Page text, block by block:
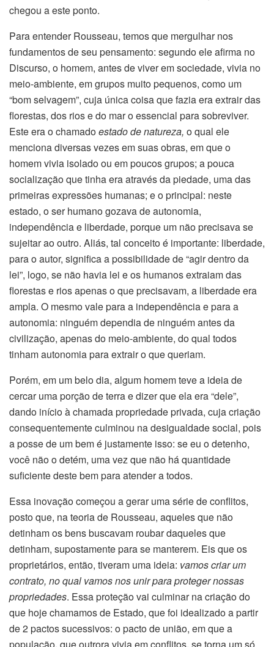
chegou a este ponto.
Para entender Rousseau, temos que mergulhar nos
fundamentos de seu pensamento: segundo ele afirma no
Discurso, o homem, antes de viver em sociedade, vivia no
meio-ambiente, em grupos muito pequenos, como um
“bom selvagem”, cuja única coisa que fazia era extrair das
florestas, dos rios e do mar o essencial para sobreviver.
Este era o chamadoestado de natureza, o qual ele
menciona diversas vezes em suas obras, em que o
homem vivia isolado ou em poucos grupos; a pouca
socialização que tinha era através da piedade, uma das
primeiras expressões humanas; e o principal: neste
estado, o ser humano gozava de autonomia,
independência e liberdade, porque um não precisava se
sujeitar ao outro. Aliás, tal conceito é importante: liberdade,
para o autor, significa a possibilidade de “agir dentro da
lei”, logo, se não havia lei e os humanos extraiam das
florestas e rios apenas o que precisavam, a liberdade era
ampla. O mesmo vale para a independência e para a
autonomia: ninguém dependia de ninguém antes da
civilização, apenas do meio-ambiente, do qual todos
tinham autonomia para extrair o que queriam.
Porém, em um belo dia, algum homem teve a ideia de
cercar uma porção de terra e dizer que ela era “dele”,
dando início à chamada propriedade privada, cuja criação
consequentemente culminou na desigualdade social, pois
a posse de um bem é justamente isso: se eu o detenho,
você não o detém, uma vez que não há quantidade
suficiente deste bem para atender a todos.
Essa inovação começou a gerar uma série de conflitos,
posto que, na teoria de Rousseau, aqueles que não
detinham os bens buscavam roubar daqueles que
detinham, supostamente para se manterem. Eis que os
proprietários, então, tiveram uma ideia: vamos criar um
contrato, no qual vamos nos unir para proteger nossas
propriedades. Essa proteção vai culminar na criação do
que hoje chamamos de Estado, que foi idealizado a partir
de 2 pactos sucessivos: o pacto de união, em que a
população, que outrora vivia em conflitos, se torna um só